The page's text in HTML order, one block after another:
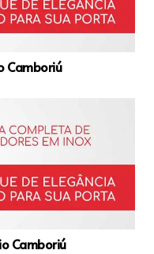
Camboriú
Camboriú